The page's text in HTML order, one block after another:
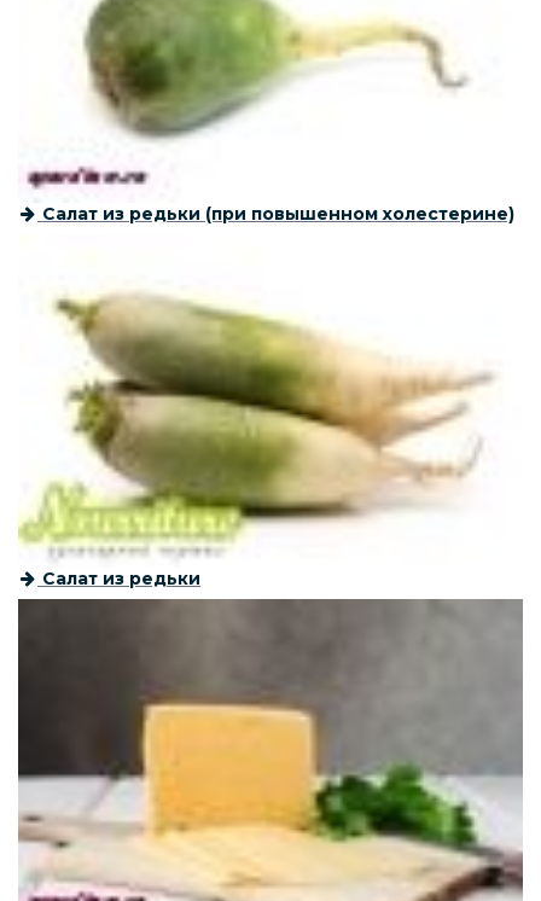
Салат из редьки (при повышенном холестерине)
Салат из редьки